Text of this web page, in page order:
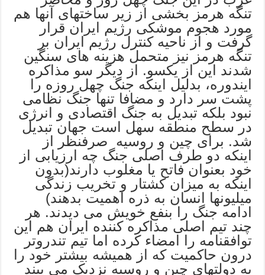
تنگه هرمز بخشی از زیر ساختهای آنها هم
مورد هجوم موشکی رژیم ایران قرار
گرفت و از ناحیه کنترل رژیم ایران بر
تنگه هرمز نیز متحمل هزینه های سنگین
شدند این از یکسو. از دیگر سو مذاکره
ایندوره، بدلیل اینکه جنگ چهل روزه را
پشت سر دارد و مضافا تنها جنگ نظامی
نبود بلکه تبدیل به جنگ اقتصادی و انرژی
در سطح منطقه سهل است جهان تبدیل
شد. برای چین و روسیه صرفنظر از
اینکه دو طرف اصلی جنگ چه ارزیابی از
خود بعنوان فاتح یا مغلوب دارند(بدون
اینکه به میزان کشتار و تخریب زندگی
میلیونها انسان به ذره اهمیت بدهند)
ادامه جنگ را بنفع خویش می دیدند. هر
چند تیم اصلی مذاکره کننده ایران هم این
توافقنامه را امضاء کرده اما تیم تندروتر
درون حاکمیت که از همیشه بیشتر خود را
به دولتهای چین و روسیه نزدیک می بیند